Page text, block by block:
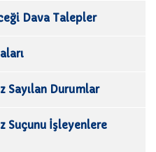
Dava Talepler
Sayılan Durumlar
Suçunu İşleyenlere